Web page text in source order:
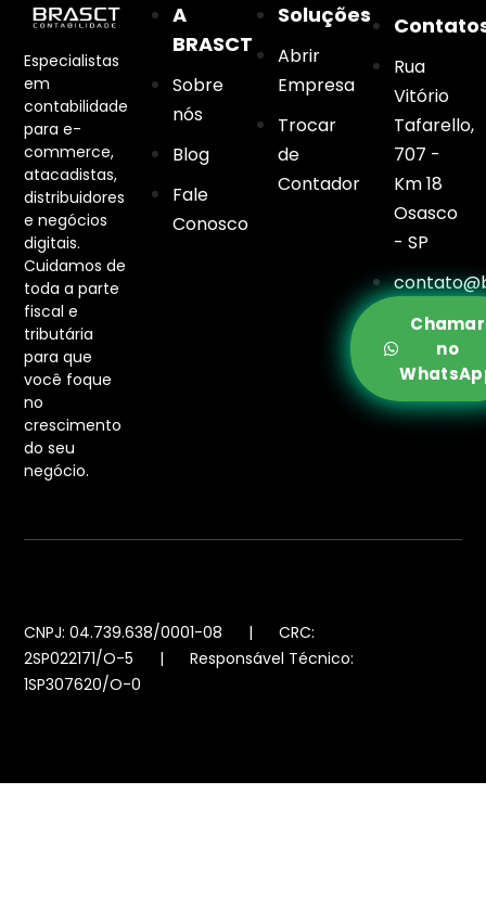
Especialistas
em
contabilidade
para e-
commerce,
atacadistas,
distribuidores
e negócios
digitais.
Cuidamos de
toda a parte
fiscal e
tributária
para que
você foque
no
crescimento
do seu
negócio.
A
BRASCT
Sobre
nós
Blog
Fale
Conosco
Soluções
Abrir
Empresa
Trocar
de
Contador
Rua
Vitório
Tafarello,
707 -
Km 18
Osasco
- SP
Chamar
no
CNPJ: 04.739.638/0001-08 | CRC:
2SP022171/O-5 | Responsável Técnico:
1SP307620/O-0